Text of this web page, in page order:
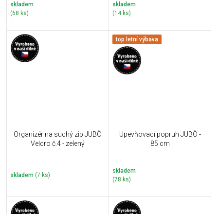
skladem
(68 ks)
skladem
(14 ks)
Organizér na suchý zip JUBÖ
Velcro č.4 - zelený
skladem (7 ks)
top letní výbava
Upevňovací popruh JUBÖ -
85 cm
skladem
(78 ks)